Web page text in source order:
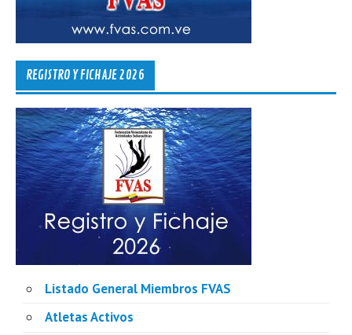
REGISTRO Y FICHAJE 2026
Listado General Miembros FVAS
Atletas Activos